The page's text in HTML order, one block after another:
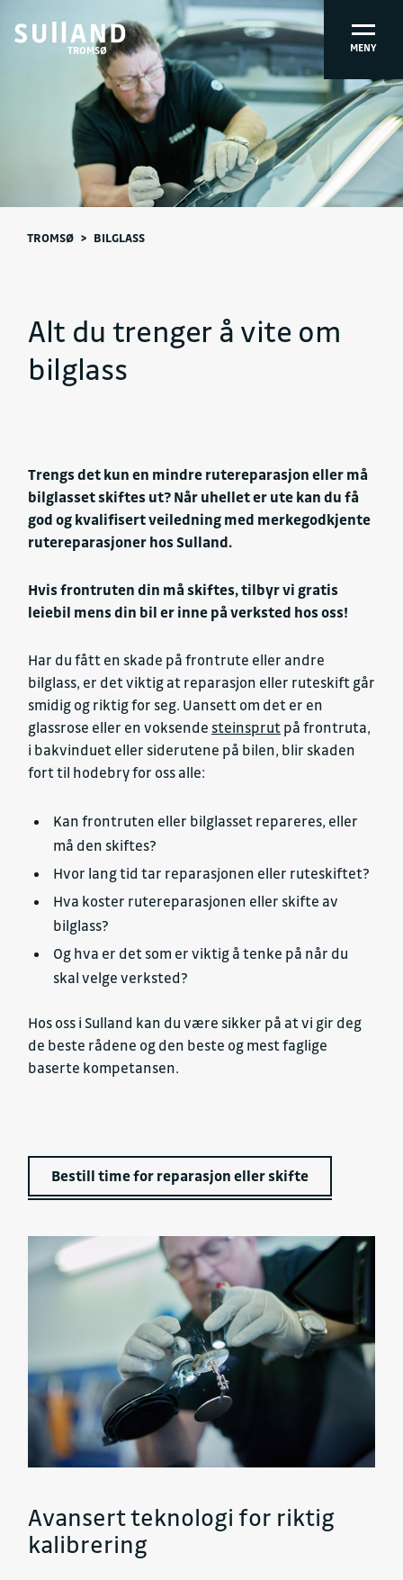
TROMSØ MENY
TROMSØ > BILGLASS
Alt du trenger å vite om
bilglass
Trengs det kun en mindre rutereparasjon eller må
bilglasset skiftes ut? Når uhellet er ute kan du få
god og kvalifisert veiledning med merkegodkjente
rutereparasjoner hos Sulland.
Hvis frontruten din må skiftes, tilbyr vi gratis
leiebil mens din bil er inne på verksted hos oss!
Har du fått en skade på frontrute eller andre
bilglass, er det viktig at reparasjon eller ruteskift går
smidig og riktig for seg. Uansett om det er en
glassrose eller en voksende steinsprut på frontruta,
i bakvinduet eller siderutene på bilen, blir skaden
fort til hodebry for oss alle:
Kan frontruten eller bilglasset repareres, eller
må den skiftes?
Hvor lang tid tar reparasjonen eller ruteskiftet?
Hva koster rutereparasjonen eller skifte av
bilglass?
Og hva er det som er viktig å tenke på når du
skal velge verksted?
Hos oss i Sulland kan du være sikker på at vi gir deg
de beste rådene og den beste og mest faglige
baserte kompetansen.
Bestill time for reparasjon eller skifte
Avansert teknologi for riktig
kalibrering